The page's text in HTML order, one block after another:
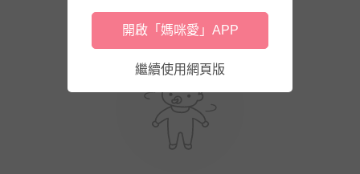
開啟「媽咪愛」APP
繼續使用網頁版